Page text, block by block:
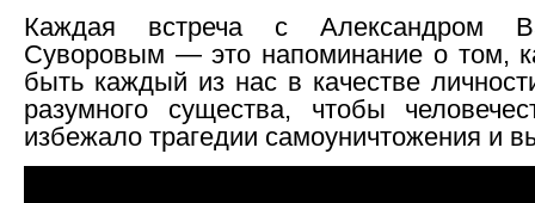
Каждая встреча с Александром
Суворовым — это напоминание о том,
быть каждый из нас в качестве
разумного существа, чтобы
избежало трагедии самоуничтожения и